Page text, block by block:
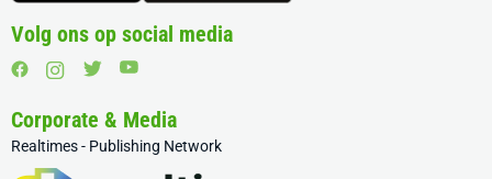
Volg ons op social media
Corporate & Media
Realtimes - Publishing Network